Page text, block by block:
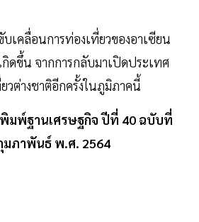
เคลื่อนการท่องเที่ยวของอาเซียน
ดขึ้น จากการกลับมาเปิดประเทศ
วต่างชาติอีกครั้งในภูมิภาคนี้
มพ์ฐานเศรษฐกิจ ปีที่ 40 ฉบับที่
มภาพันธ์ พ.ศ. 2564